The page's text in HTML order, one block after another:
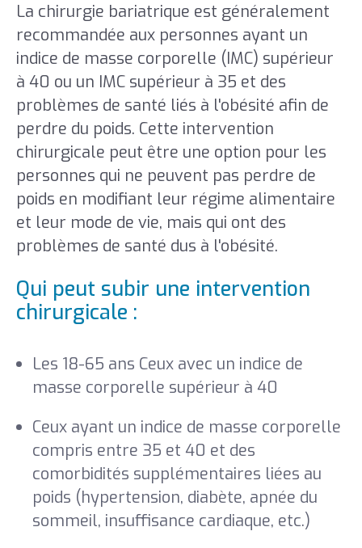
La chirurgie bariatrique est généralement
recommandée aux personnes ayant un
indice de masse corporelle (IMC) supérieur
à 40 ou un IMC supérieur à 35 et des
problèmes de santé liés à l'obésité afin de
perdre du poids. Cette intervention
chirurgicale peut être une option pour les
personnes qui ne peuvent pas perdre de
poids en modifiant leur régime alimentaire
et leur mode de vie, mais qui ont des
problèmes de santé dus à l'obésité.
Qui peut subir une intervention
chirurgicale :
Les 18-65 ans Ceux avec un indice de
masse corporelle supérieur à 40
Ceux ayant un indice de masse corporelle
compris entre 35 et 40 et des
comorbidités supplémentaires liées au
poids (hypertension, diabète, apnée du
sommeil, insuffisance cardiaque, etc.)